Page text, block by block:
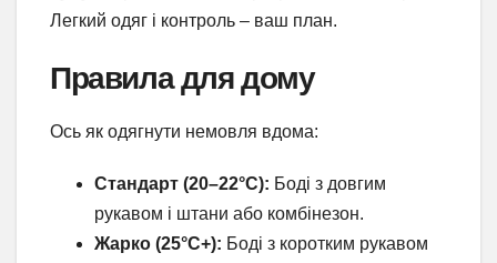
Легкий одяг і контроль – ваш план.
Правила для дому
Ось як одягнути немовля вдома:
Стандарт (20–22°C): Боді з довгим
рукавом і штани або комбінезон.
Жарко (25°C+): Боді з коротким рукавом